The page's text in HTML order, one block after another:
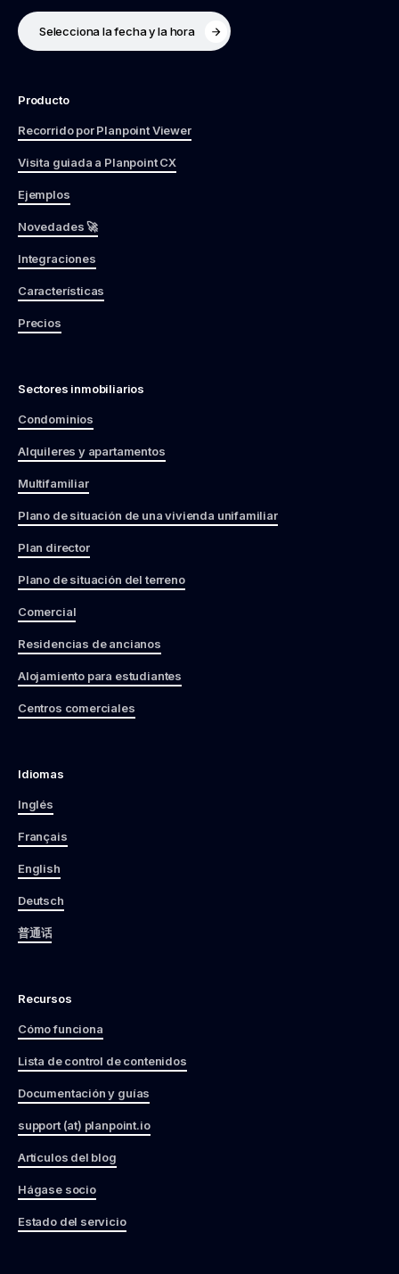
Selecciona la fecha y la hora
Producto
Recorrido por Planpoint Viewer
Visita guiada a Planpoint CX
Ejemplos
Novedades 🚀
Integraciones
Características
Precios
Sectores inmobiliarios
Condominios
Alquileres y apartamentos
Multifamiliar
Plano de situación de una vivienda unifamiliar
Plan director
Plano de situación del terreno
Comercial
Residencias de ancianos
Alojamiento para estudiantes
Centros comerciales
Idiomas
Inglés
Français
English
Deutsch
普通话
Recursos
Cómo funciona
Lista de control de contenidos
Documentación y guías
support (at) planpoint.io
Artículos del blog
Hágase socio
Estado del servicio